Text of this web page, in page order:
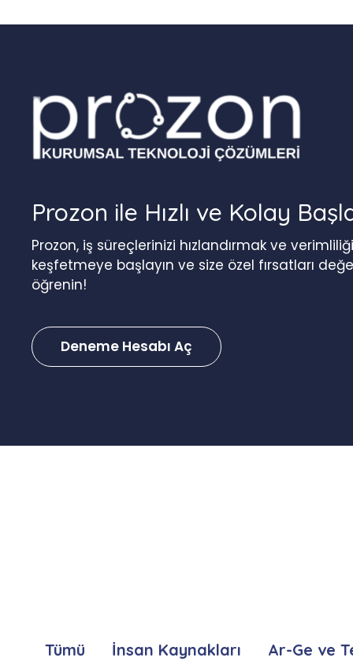
Prozon ile Hızlı ve Kolay
Prozon, iş süreçlerinizi hızlandırmak ve
keşfetmeye başlayın ve size özel fırsatları
öğrenin!
Deneme Hesabı Aç
Tümü İnsan Kaynakları Ar-Ge ve